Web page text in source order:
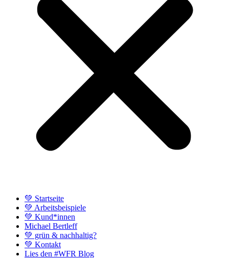
💚 Startseite
💚 Arbeitsbeispiele
💚 Kund*innen
Michael Bertleff
💚 grün & nachhaltig?
💚 Kontakt
Lies den #WFR Blog